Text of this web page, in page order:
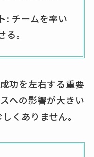
: チームを率い
。
功を左右する重要
への影響が大きい
くありません。